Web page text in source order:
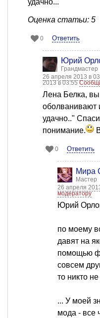
удачно...
Оценка статьи: 5
0 Ответить
Юрий
Грандмастер
26 апреля 2013 в
2013 в 03:55
Лена Белка,
оболванивают
удачно.."
понимание.
0 Ответить
Мира
Мастер
26 апреля
модератору
Юрий
по моему
давят на
помощью
совсем
то никто
... У моей
мода - все